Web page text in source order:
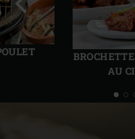
AU
Diapo
précédente